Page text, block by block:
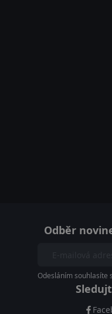
Odběr
Odesláním souhlasíte